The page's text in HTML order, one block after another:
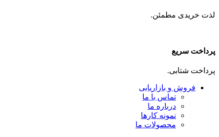
لذت خریدی مطمئن.
پرداخت سریع
پرداخت شتابی.
فروش و بازاریابی
تماس با ما
درباره ما
نمونه کارها
محصولات ما